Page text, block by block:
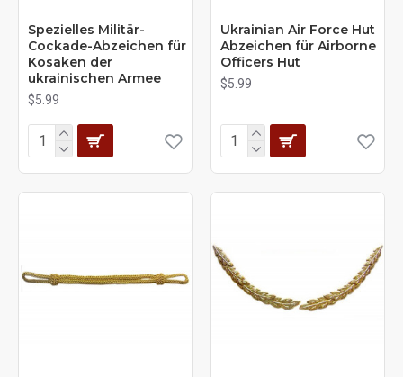
Spezielles Militär-
Cockade-Abzeichen für
Kosaken der
ukrainischen Armee
$5.99
Ukrainian Air Force Hut
Abzeichen für Airborne
Officers Hut
$5.99